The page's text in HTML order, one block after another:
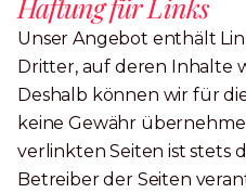
Unser Angebot enthält
Dritter, auf deren Inhalte
Deshalb können wir für
keine Gewähr
verlinkten Seiten ist stets
Betreiber der Seiten